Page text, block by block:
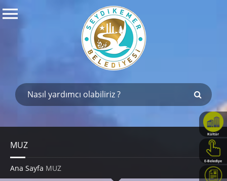
Kültür
Haritası
E-Belediye
MUZ
Ana Sayfa MUZ